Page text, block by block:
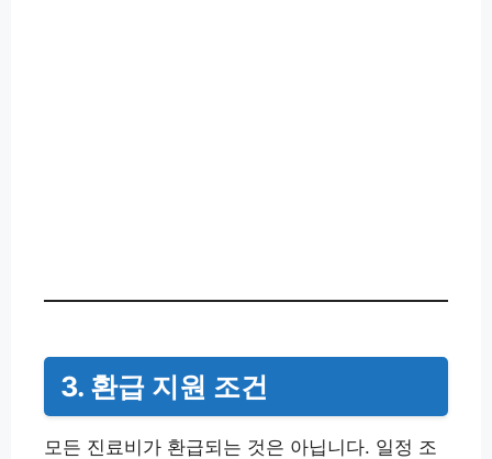
3. 환급 지원 조건
모든 진료비가 환급되는 것은 아닙니다. 일정 조